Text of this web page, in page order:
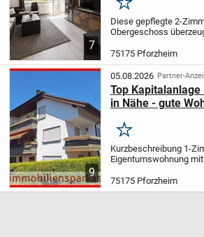
7
Merken
Diese gepflegte 2-
Obergeschoss
attraktive Kapitalanlage
Mietverhältnis dar. Die
Jahr...
75175 Pforzheim
9
05.08.2026 Partner-
Top
in Nähe - gute
Merken
Kurzbeschreibung 1-
Eigentumswohnung
gepflegte 1-Zimmer-
Pforzheim bietet auf
75175 Pforzheim